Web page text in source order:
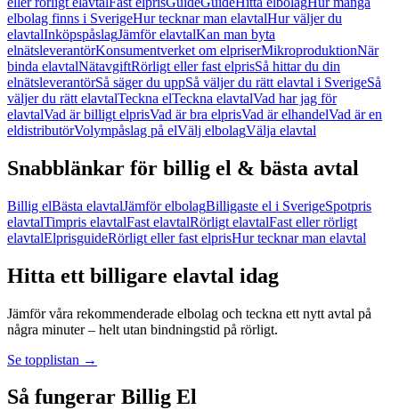
elbolag finns i SverigeHur tecknar man elavtalHur väljer du
elavtalInköpspåslagJämför elavtalKan man byta
elnätsleverantörKonsumentverket om elpriserMikroproduktionNär
binda elavtalNätavgiftRörligt eller fast elprisSå hittar du din
elnätsleverantörSå säger du uppSå väljer du rätt elavtal i SverigeSå
väljer du rätt elavtalTeckna elTeckna elavtalVad har jag för
elavtalVad är billigt elprisVad är bra elprisVad är elhandelVad är en
eldistributörVolympåslag på elVälj elbolagVälja elavtal
Snabblänkar för billig el & bästa avtal
Billig elBästa elavtalJämför elbolagBilligaste el i SverigeSpotpris
elavtalTimpris elavtalFast elavtalRörligt elavtalFast eller rörligt
elavtalElprisguideRörligt eller fast elprisHur tecknar man elavtal
Hitta ett billigare elavtal idag
Jämför våra rekommenderade elbolag och teckna ett nytt avtal på
några minuter – helt utan bindningstid på rörligt.
Se topplistan →
Så fungerar Billig El